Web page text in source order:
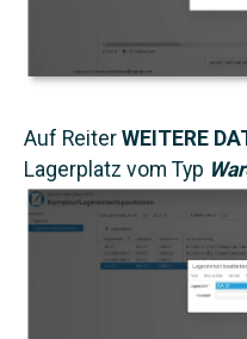
Auf Reiter WEITERE
Lagerplatz vom Typ